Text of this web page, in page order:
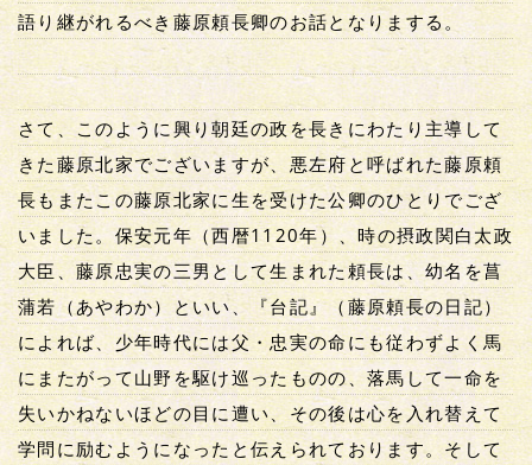
キ
ッ
プ
語り継がれるべき藤原頼長卿のお話となりまする。
さて、このように興り朝廷の政を長きにわたり主導して
きた藤原北家でございますが、悪左府と呼ばれた藤原頼
長もまたこの藤原北家に生を受けた公卿のひとりでござ
いました。保安元年（西暦1120年）、時の摂政関白太政
大臣、藤原忠実の三男として生まれた頼長は、幼名を菖
蒲若（あやわか）といい、『台記』（藤原頼長の日記）
によれば、少年時代には父・忠実の命にも従わずよく馬
にまたがって山野を駆け巡ったものの、落馬して一命を
失いかねないほどの目に遭い、その後は心を入れ替えて
学問に励むようになったと伝えられております。そして